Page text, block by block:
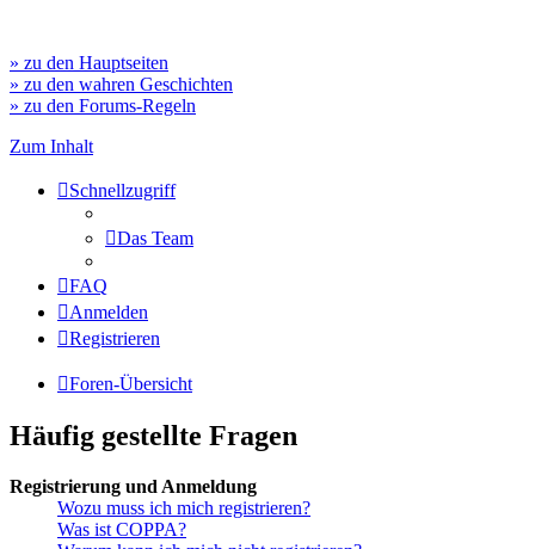
» zu den Hauptseiten
» zu den wahren Geschichten
» zu den Forums-Regeln
Zum Inhalt
Schnellzugriff
Das Team
FAQ
Anmelden
Registrieren
Foren-Übersicht
Häufig gestellte Fragen
Registrierung und Anmeldung
Wozu muss ich mich registrieren?
Was ist COPPA?